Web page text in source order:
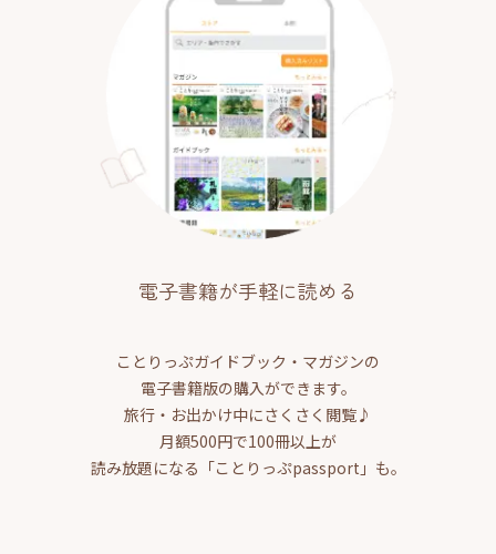
電子書籍が手軽に読める
ことりっぷガイドブック・マガジンの
電子書籍版の購入ができます。
旅行・お出かけ中にさくさく閲覧♪
月額500円で100冊以上が
読み放題になる「ことりっぷpassport」も。